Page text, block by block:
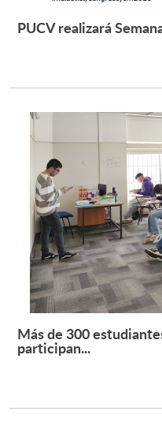
PUCV realizará
Más de 300
participan...